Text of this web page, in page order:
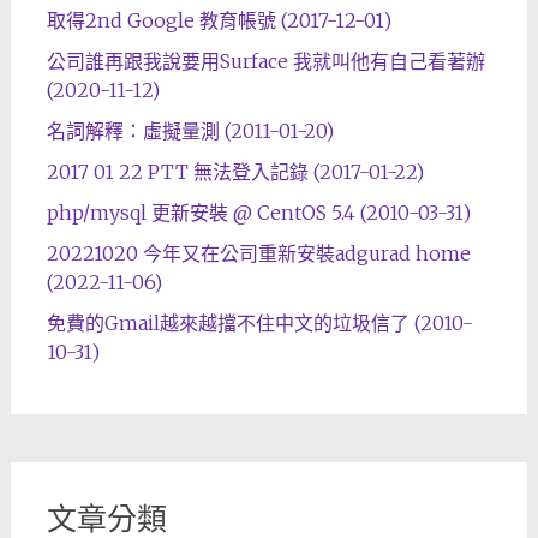
取得2nd Google 教育帳號 (2017-12-01)
公司誰再跟我說要用Surface 我就叫他有自己看著辦
(2020-11-12)
名詞解釋：虛擬量測 (2011-01-20)
2017 01 22 PTT 無法登入記錄 (2017-01-22)
php/mysql 更新安裝 @ CentOS 5.4 (2010-03-31)
20221020 今年又在公司重新安裝adgurad home
(2022-11-06)
免費的Gmail越來越擋不住中文的垃圾信了 (2010-
10-31)
文章分類